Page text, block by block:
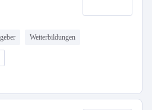
Weiterbildungen